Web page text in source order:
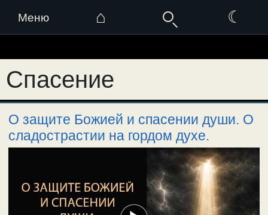
Меню ⌂ ☾
к
содержимому
Спасение
О защите Божией и спасении души. О
сладострастии на гордом духе.